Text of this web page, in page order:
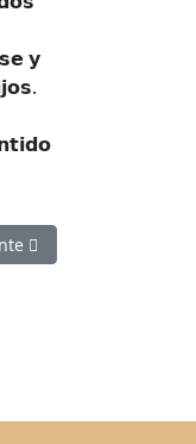
𝘆
siguiente: Día de